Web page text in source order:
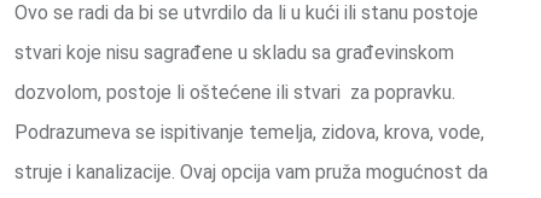
Ovo se radi da bi se utvrdilo da li u kući ili stanu postoje
stvari koje nisu sagrađene u skladu sa građevinskom
dozvolom, postoje li oštećene ili stvari za popravku.
Podrazumeva se ispitivanje temelja, zidova, krova, vode,
struje i kanalizacije. Ovaj opcija vam pruža mogućnost da